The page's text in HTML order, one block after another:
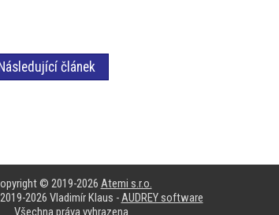
Následující článek
© 2019-2026 Atemi s.r.o.
2026 Vladimír Klaus -AUDREY software
Všechna práva vyhrazena.